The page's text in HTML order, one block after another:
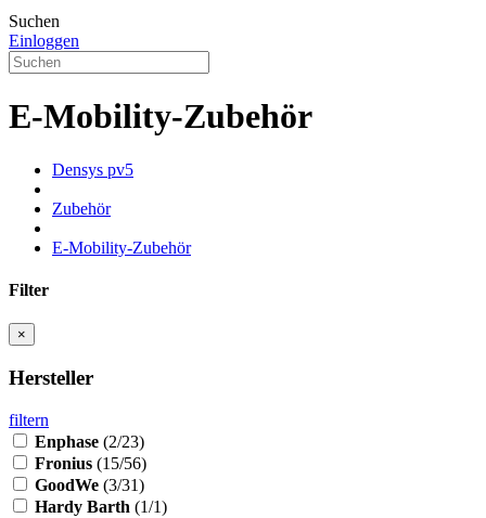
Suchen
Einloggen
E-Mobility-Zubehör
Densys pv5
Zubehör
E-Mobility-Zubehör
Filter
×
Hersteller
filtern
Enphase (2/23)
Fronius (15/56)
GoodWe (3/31)
Hardy Barth (1/1)